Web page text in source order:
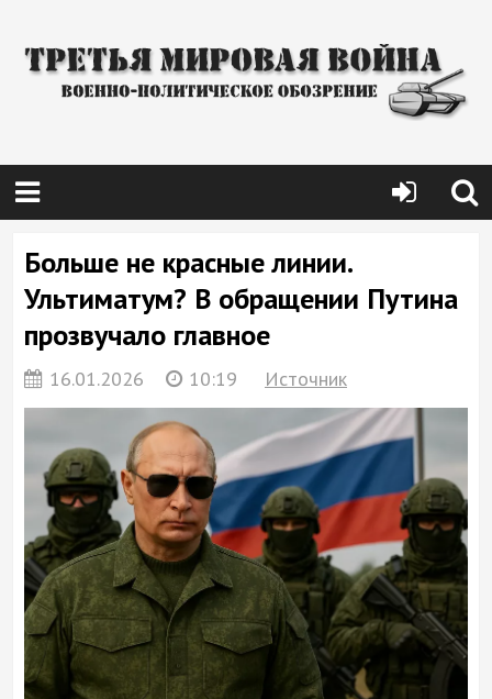
Больше не красные линии.
Ультиматум? В обращении Путина
прозвучало главное
16.01.2026 10:19 Источник